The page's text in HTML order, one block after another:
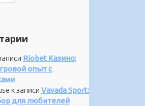
Riobet Казино:
опыт с
к записи Vavada Sport:
для любителей